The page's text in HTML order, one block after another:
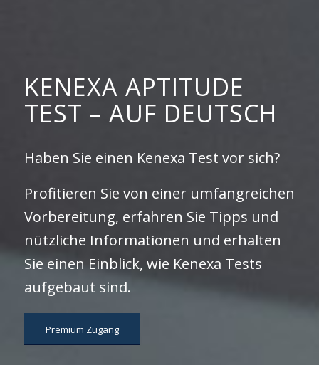
KENEXA APTITUDE
TEST – AUF DEUTSCH
Haben Sie einen Kenexa Test vor sich?
Profitieren Sie von einer umfangreichen
Vorbereitung, erfahren Sie Tipps und
nützliche Informationen und erhalten
Sie einen Einblick, wie Kenexa Tests
aufgebaut sind.
Premium Zugang